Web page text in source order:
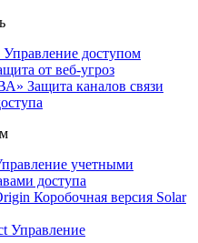
Управление доступом
от веб-угроз
Защита каналов связи
учетными
доступа
Коробочная версия Solar
Управление